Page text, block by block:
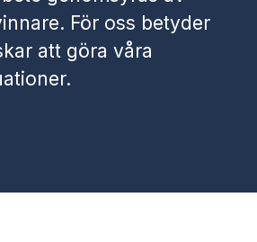
För oss betyder
att göra våra